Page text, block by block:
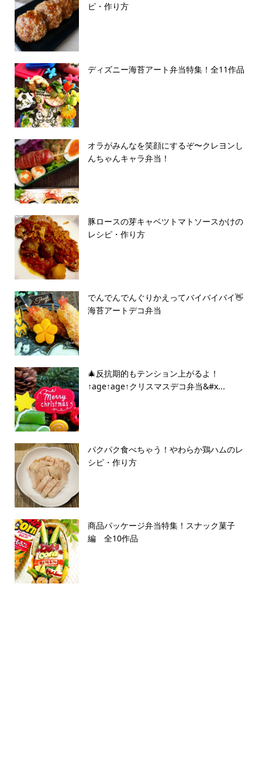
ピ・作り方
ディズニー海苔アート弁当特集！全11作品
オラがみんなを笑顔にするぞ〜クレヨンし
んちゃんキャラ弁当！
豚ロースの芽キャベツトマトソースかけの
レシピ・作り方
でんでんでんぐりかえってバイバイバイ👋
海苔アートデコ弁当
🎄反抗期的もテンション上がるよ！
↑age↑age↑クリスマスデコ弁当&#x...
パクパク食べちゃう！やわらか鶏ハムのレ
シピ・作り方
商品パッケージ弁当特集！スナック菓子
編 全10作品